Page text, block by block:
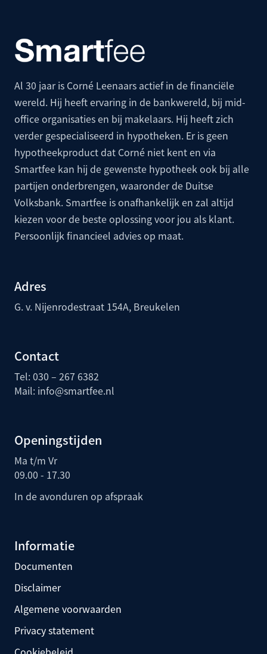
Al 30 jaar is Corné Leenaars actief in de financiële
wereld. Hij heeft ervaring in de bankwereld, bij mid-
office organisaties en bij makelaars. Hij heeft zich
verder gespecialiseerd in hypotheken. Er is geen
hypotheekproduct dat Corné niet kent en via
Smartfee kan hij de gewenste hypotheek ook bij alle
partijen onderbrengen, waaronder de Duitse
Volksbank. Smartfee is onafhankelijk en zal altijd
kiezen voor de beste oplossing voor jou als klant.
Persoonlijk financieel advies op maat.
Adres
G. v. Nijenrodestraat 154A, Breukelen
Contact
Tel: 030 – 267 6382
Mail: info@smartfee.nl
Openingstijden
Ma t/m Vr
09.00 - 17.30
In de avonduren op afspraak
Informatie
Documenten
Disclaimer
Algemene voorwaarden
Privacy statement